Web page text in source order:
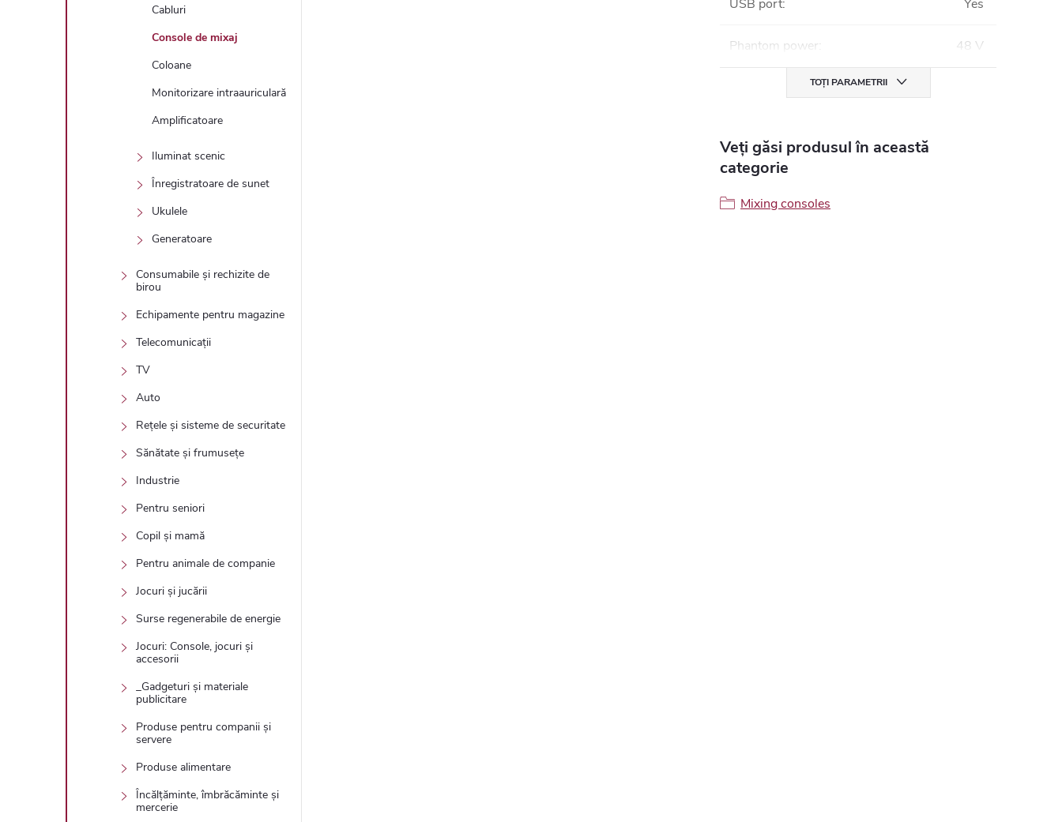
Cabluri
Console de mixaj
Coloane
Monitorizare intraauriculară
Amplificatoare
Iluminat scenic
Înregistratoare de sunet
Ukulele
Generatoare
Consumabile și rechizite de
birou
Echipamente pentru magazine
Telecomunicații
TV
Auto
Rețele și sisteme de securitate
Sănătate și frumusețe
Industrie
Pentru seniori
Copil și mamă
Pentru animale de companie
Jocuri și jucării
Surse regenerabile de energie
Jocuri: Console, jocuri și
accesorii
_Gadgeturi și materiale
publicitare
Produse pentru companii și
servere
Produse alimentare
Încălțăminte, îmbrăcăminte și
mercerie
USB port: Yes
Phantom power: 48 V
TOȚI PARAMETRII
Veți găsi produsul în această
categorie
Mixing consoles